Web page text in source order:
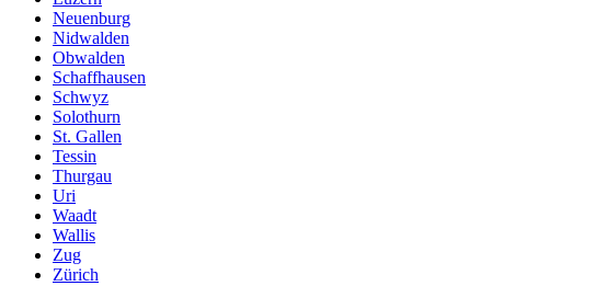
Neuenburg
Nidwalden
Obwalden
Schaffhausen
Schwyz
Solothurn
St. Gallen
Tessin
Thurgau
Uri
Waadt
Wallis
Zug
Zürich